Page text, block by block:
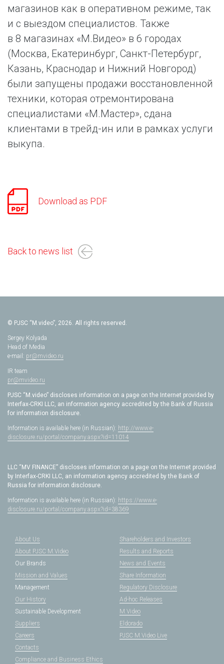
магазинов как в оперативном режиме, так
и с выездом специалистов. Также
в 8 магазинах «М.Видео» в 6 городах
(Москва, Екатеринбург, Санкт-Петербург,
Казань, Краснодар и Нижний Новгород)
были запущены продажи восстановленной
техники, которая отремонтирована
специалистами «М.Мастер», сдана
клиентами в трейд-ин или в рамках услуги
выкупа.
Download as PDF
Back to news list
© PJSC “M.video”, 2026. All rights reserved.
Sergey Kolyada
Head of Media
e-mail: pr@mvideo.ru
IR team
pr@mvideo.ru
PJSC “M.video” discloses information on a page on the Internet provided by
Interfax-CRKI LLC, an information agency accredited by the Bank of Russia
for information disclosure.
Information is available here (in Russian): http://www.e-
disclosure.ru/portal/company.aspx?id=11014
LLC “MV FINANCE” discloses information on a page on the Internet provided
by Interfax-CRKI LLC, an information agency accredited by the Bank of
Russia for information disclosure.
Information is available here (in Russian): https://www.e-
disclosure.ru/portal/company.aspx?id=38369
About Us
About PJSC M.Video
Our Brands
Mission and Values
Management
Our History
Shareholders and Investors
Results and Reports
News and Events
Share Information
Regulatory Disclosure
Ad-hoc Releases
Sustainable Development
Suppliers
Careers
Contacts
Compliance and Business Ethics
M.Video
Eldorado
PJSC M.Video Live